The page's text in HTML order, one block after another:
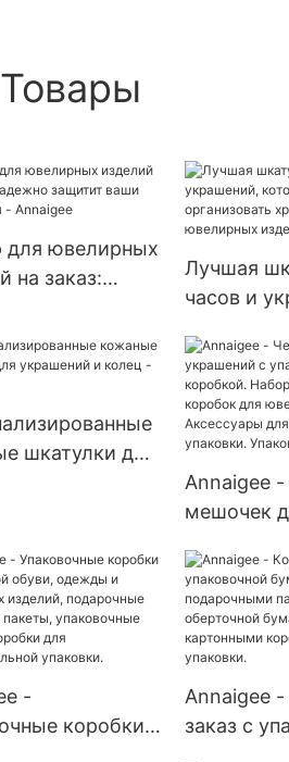
для ювелирных
на заказ:
- Annaigee
Лучшая
часов и
часов и
изделий -
шкатулки для
Annaigee
мешочек
Набор
коробок
-
коробки
Annaigee
заказ с